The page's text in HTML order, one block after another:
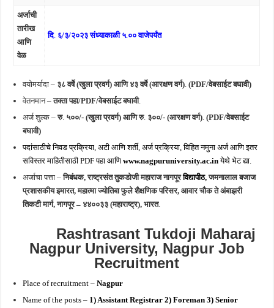
अर्जाची
तारीख
आणि
वेळ
दि. ६/३/२०२३ संध्याकाळी ५. ०० वाजेपर्यंत
वयोमर्यादा – ३८ वर्षे (खुला प्रवर्ग) आणि ४३ वर्षे (आरक्षण वर्ग).(PDF/वेबसाईट बघावी)
वेतनमान –तक्ता पहा/PDF/वेबसाईट बघावी.
अर्ज शुल्क –रु. ५००/- (खुला प्रवर्ग) आणि रु. ३००/- (आरक्षण वर्ग).(PDF/वेबसाईट
बघावी)
पदांसाठीचे निवड प्रक्रिया, अटी आणि शर्ती, अर्ज प्रक्रिया, विहित नमुना अर्ज आणि इतर
सविस्तर माहितीसाठी PDF पहा आणि www.nagpuruniversity.ac.inयेथे भेट द्या.
अर्जाचा पत्ता –निबंधक, राष्ट्रसंत तुकडोजी महाराज नागपूरविद्यापीठ,जमनालाल बजाज
प्रशासकीय इमारत, महात्मा ज्योतिबा फुले शैक्षणिक परिसर, आवार चौक ते अंबाझरी
तिकटी मार्ग, नागपूर – ४४००३३ (महाराष्ट्र), भारत.
Rashtrasant Tukdoji Maharaj
Nagpur University, Nagpur Job
Recruitment
Place of recruitment –Nagpur
Name of the posts – 1)Assistant Registrar 2) Foreman 3) Senior